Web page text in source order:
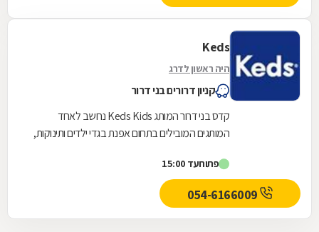
Keds
היה ראשון לדרג
קניון דרורים בני דרור
קדס בני דרור המותג Keds Kids נחשב לאחד
המותגים המובילים בתחום אפנת בגדי ילדים ותינוקות,
בדים...
פתוחעד 15:00